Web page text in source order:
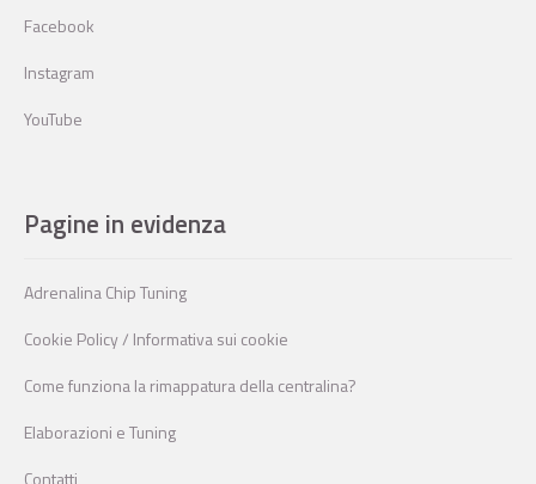
Pagine in evidenza
Adrenalina Chip Tuning
Cookie Policy / Informativa sui cookie
Come funziona la rimappatura della centralina?
Elaborazioni e Tuning
Contatti
Facebook
Instagram
YouTube